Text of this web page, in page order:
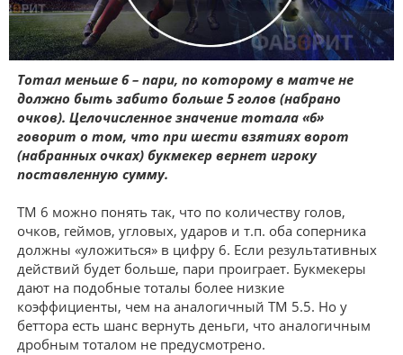
Тотал меньше 6 – пари, по которому в матче не
должно быть забито больше 5 голов (набрано
очков). Целочисленное значение тотала «6»
говорит о том, что при шести взятиях ворот
(набранных очках) букмекер вернет игроку
поставленную сумму.
ТМ 6 можно понять так, что по количеству голов,
очков, геймов, угловых, ударов и т.п. оба соперника
должны «уложиться» в цифру 6. Если результативных
действий будет больше, пари проиграет. Букмекеры
дают на подобные тоталы более низкие
коэффициенты, чем на аналогичный ТМ 5.5. Но у
беттора есть шанс вернуть деньги, что аналогичным
дробным тоталом не предусмотрено.